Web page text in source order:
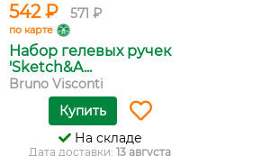
542 ₽ 571 ₽
по карте
Набор гелевых ручек
'Sketch&A...
Bruno Visconti
Купить
На складе
Дата доставки: 13 августа